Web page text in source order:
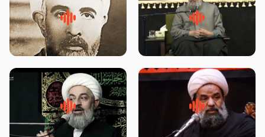
لقب حضرت رقیه سلام الله علیها به
چه معناست – حجت الاسلام علوی
روضه‌ی مجلس یزید ملعون و
اسارت اهل‌بیت علیهم‌السلام –
محدث زاده
سلام جوانی که امام حسین علیه
زیارتی که اسباب رزق زیاد و عمر